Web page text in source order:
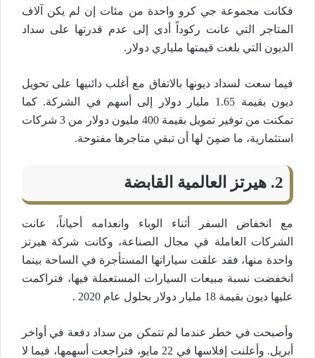
فكانت مجموعة جي كرو واحدة من مئات إن لم يكن آلاف
المتاجر التي عانت ركوداً أدى إلى عدم قدرتها على سداد
الديون التي بلغت قيمتها ملياري دولار.
فيما سعت لسداد ديونها بالاتفاق مع أغلب دائنيها على تحويل
ديون بقيمة 1.65 مليار دولار إلى أسهم في الشركة. كما
تمكنت من توفير تمويل بقيمة 400 مليون دولار من 3 شركات
استثمارية، ما ضمِنَ لها أن تبقي متاجرها مفتوحة.
2. هيرتز العالمية القابضة
مع انخفاض السفر أثناء الوباء وانعدامه أحياناً، عانت
الشركات العاملة في مجال الصناعة، وكانت شركة هيرتز
واحدة منها، فقد علقت سياراتها المستأجرة في الساحة بينما
انخفضت نسبة مبيعات السيارات المستعملة فيها، فتراكمت
عليها ديون بقيمة 18 مليار دولار بحلول عام 2020 .
وأصبحت في خطر عندما لم تتمكن من سداد دفعة في أواخر
أبريل. وأعلنت إفلاسها في 22 مايو، فتراجعت أسهمها، فيما لا